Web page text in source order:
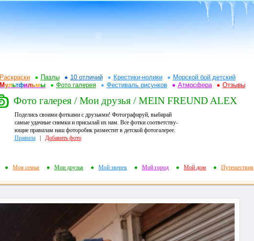
Раскраски Пазлы 10 отличий Крестики-нолики
Морской бой детский
Мультфильмы Фото галерея Фестиваль рисунков Атмосфера Отзывы
Фото галерея / Мои друзья / MEIN FREUND ALEX
Поделись своими фотками с друзьями! Фотографируй, выбирай
самые удачные снимки и присылай их нам. Все фотки соответству-
ющие правилам наш фоторобик разместит в детской фотогалерее.
Правила| Добавить фото
Моя семья Мои друзья Мой зверек Мой город Мой дом Путешествия